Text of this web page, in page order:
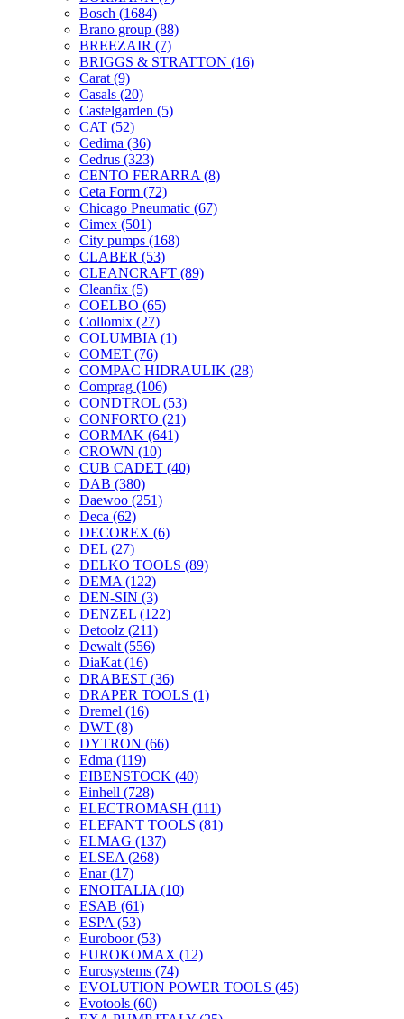
Bosch (1684)
Brano group (88)
BREEZAIR (7)
BRIGGS & STRATTON (16)
Carat (9)
Casals (20)
Castelgarden (5)
CAT (52)
Cedima (36)
Cedrus (323)
CENTO FERARRA (8)
Ceta Form (72)
Chicago Pneumatic (67)
Cimex (501)
City pumps (168)
CLABER (53)
CLEANCRAFT (89)
Cleanfix (5)
COELBO (65)
Collomix (27)
COLUMBIA (1)
COMET (76)
COMPAC HIDRAULIK (28)
Comprag (106)
CONDTROL (53)
CONFORTO (21)
CORMAK (641)
CROWN (10)
CUB CADET (40)
DAB (380)
Daewoo (251)
Deca (62)
DECOREX (6)
DEL (27)
DELKO TOOLS (89)
DEMA (122)
DEN-SIN (3)
DENZEL (122)
Detoolz (211)
Dewalt (556)
DiaKat (16)
DRABEST (36)
DRAPER TOOLS (1)
Dremel (16)
DWT (8)
DYTRON (66)
Edma (119)
EIBENSTOCK (40)
Einhell (728)
ELECTROMASH (111)
ELEFANT TOOLS (81)
ELMAG (137)
ELSEA (268)
Enar(17)
ENOITALIA (10)
ESAB (61)
ESPA (53)
Euroboor(53)
EUROKOMAX (12)
Eurosystems (74)
EVOLUTION POWER TOOLS (45)
Evotools (60)